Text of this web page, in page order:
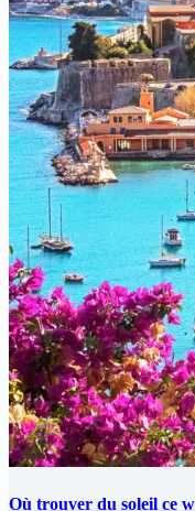
Où trouver du soleil ce